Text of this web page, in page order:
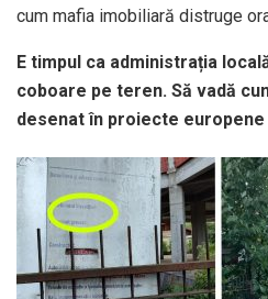
cum mafia imobiliară distruge
E timpul ca administrația
coboare pe teren. Să vadă
desenat în proiecte europene